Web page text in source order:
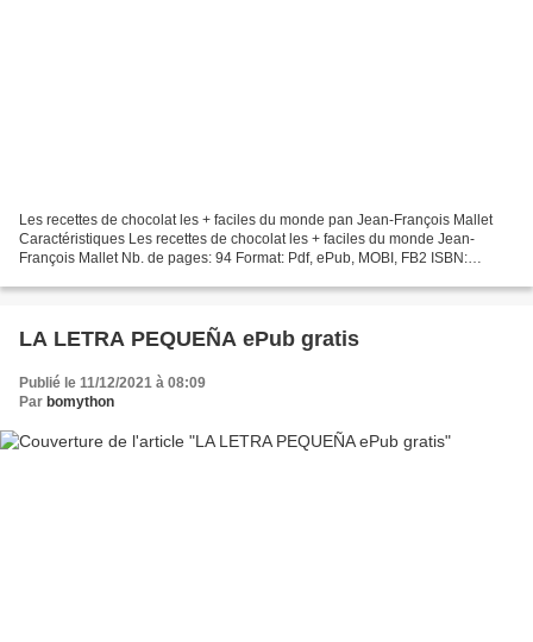
Les recettes de chocolat les + faciles du monde pan Jean-François Mallet
Caractéristiques Les recettes de chocolat les + faciles du monde Jean-
François Mallet Nb. de pages: 94 Format: Pdf, ePub, MOBI, FB2 ISBN:
LA LETRA PEQUEÑA ePub gratis
Publié le 11/12/2021 à 08:09
Par bomython